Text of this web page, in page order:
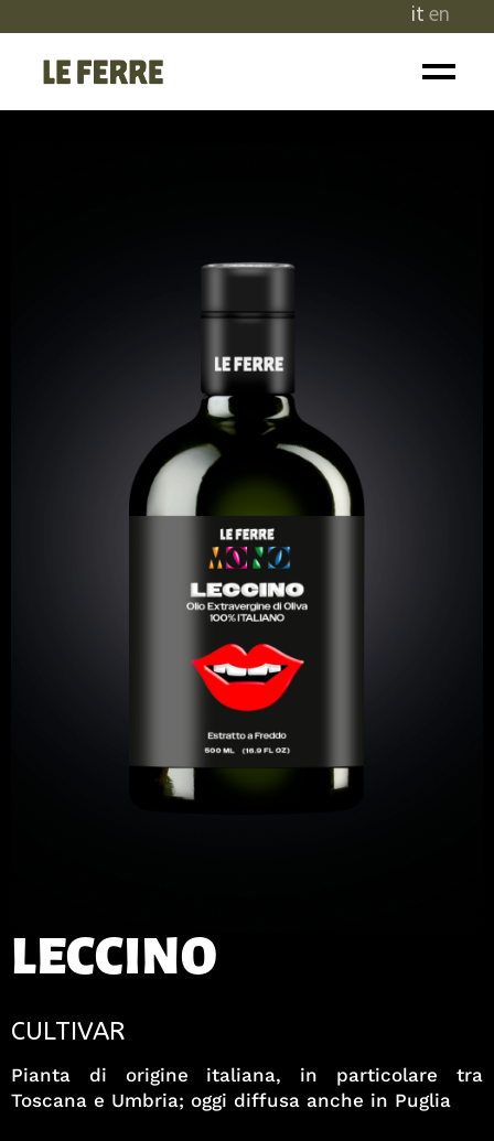
iten
LECCINO
CULTIVAR
Pianta di origine italiana, in particolare tra
Toscana e Umbria; oggi diffusa anche in Puglia